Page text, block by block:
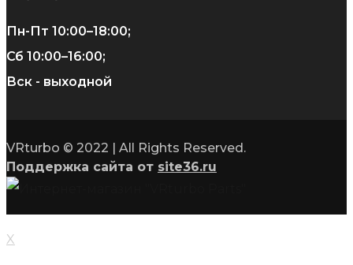
Пн-Пт 10:00–18:00;
Сб 10:00–16:00;
Вск - выходной
VRturbo © 2022 | All Rights Reserved.
Поддержка сайта от site36.ru
X